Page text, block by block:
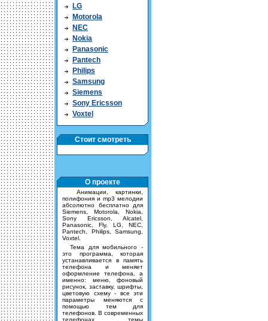
LG
Motorola
NEC
Nokia
Panasonic
Pantech
Philips
Samsung
Siemens
Sony Ericsson
Voxtel
Стоит смотреть
О проекте
Анимации, картинки,
полифония и mp3 мелодии
абсолютно бесплатно для
Siemens, Motorola, Nokia,
Sony Ericsson, Alcatel,
Panasonic, Fly, LG, NEC,
Pantech, Philips, Samsung,
Voxtel.
Тема для мобильного -
это программа, которая
устанавливается в память
телефона и меняет
оформление телефона, а
именно: меню, фоновый
рисунок, заставку, шрифты,
цветовую схему - все эти
параметры меняются с
помощью тем для
телефонов. В современных
телефонах темы